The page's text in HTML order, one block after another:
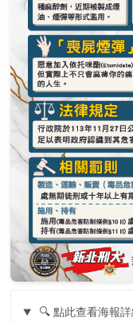
🔍 點此查看海報